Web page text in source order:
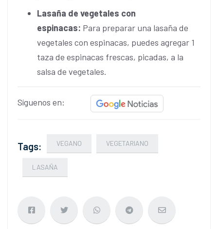
Lasaña de vegetales con
espinacas: Para preparar una lasaña de
vegetales con espinacas, puedes agregar 1
taza de espinacas frescas, picadas, a la
salsa de vegetales.
Síguenos en:
Tags: VEGANO VEGETARIANO
LASAÑA